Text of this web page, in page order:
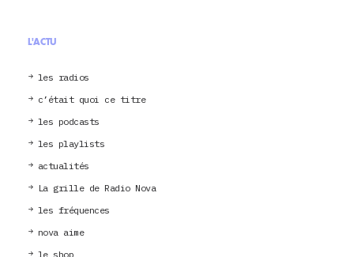
L'ACTU
les radios
c’était quoi ce titre
les podcasts
les playlists
actualités
La grille de Radio Nova
les fréquences
nova aime
le shop